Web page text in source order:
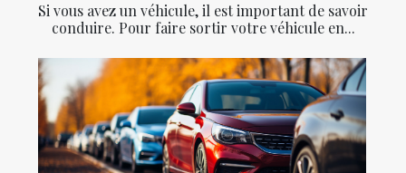
Si vous avez un véhicule, il est important de savoir
conduire. Pour faire sortir votre véhicule en...